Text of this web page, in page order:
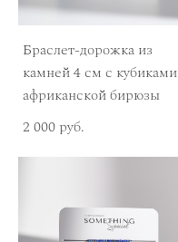
Браслет-дорожка из
камней 4 см с кубиками
африканской бирюзы
2 000 pуб.